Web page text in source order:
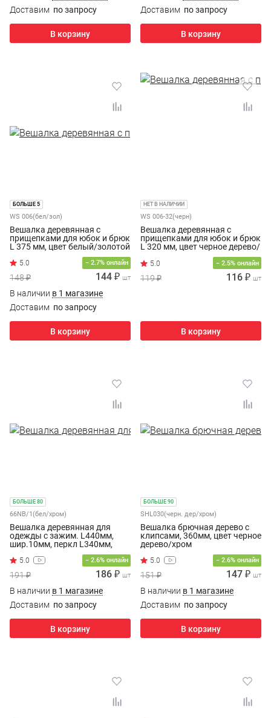
Доставим по запросу
В корзину
Доставим по запросу
В корзину
БОЛЬШЕ 5
WS 006(бел/зол)
Вешалка деревянная с
прищепками для юбок и брюк
L 375 мм, цвет белый/золотой
− 2.7% онлайн
148 ₽ 144 ₽ шт
В наличии в 1 магазине
Доставим по запросу
В корзину
НЕТ В НАЛИЧИИ
WS 006-32(черн)
Вешалка деревянная с
прищепками для юбок и брюк
L 320 мм, цвет черное дерево/
− 2.5% онлайн
119 ₽ 116 ₽ шт
В корзину
БОЛЬШЕ 80
66NB/1(бел/хром)
Вешалка деревянная для
одежды с зажим. L440мм,
шир.10мм, перкл L340мм,
− 2.6% онлайн
191 ₽ 186 ₽ шт
В наличии в 1 магазине
Доставим по запросу
В корзину
БОЛЬШЕ 90
SHL030(черн. дер/хром)
Вешалка брючная дерево с
клипсами, 360мм, цвет черное
дерево/хром
− 2.6% онлайн
151 ₽ 147 ₽ шт
В наличии в 1 магазине
Доставим по запросу
В корзину